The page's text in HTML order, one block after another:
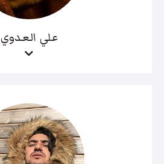
علي العدوي